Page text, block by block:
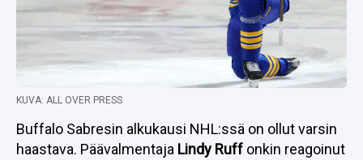
KUVA: ALL OVER PRESS
Buffalo Sabresin alkukausi NHL:ssä on ollut varsin
haastava. Päävalmentaja Lindy Ruff onkin reagoinut